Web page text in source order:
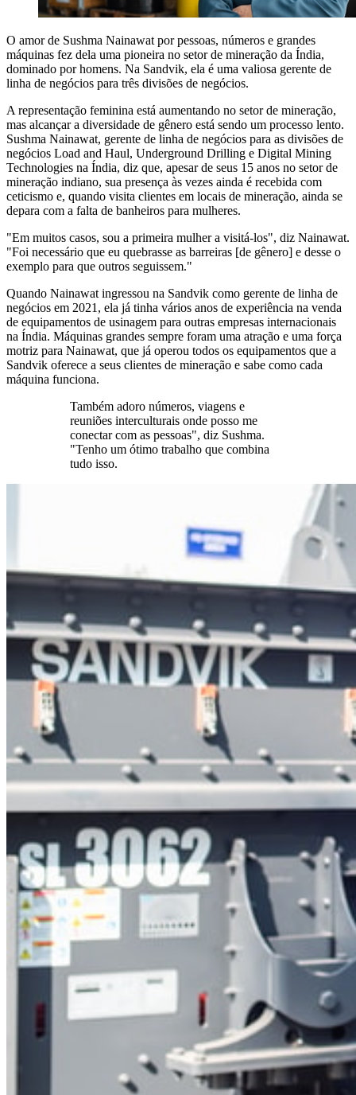
O amor de Sushma Nainawat por pessoas, números e grandes
máquinas fez dela uma pioneira no setor de mineração da Índia,
dominado por homens. Na Sandvik, ela é uma valiosa gerente de
linha de negócios para três divisões de negócios.
A representação feminina está aumentando no setor de mineração,
mas alcançar a diversidade de gênero está sendo um processo lento.
Sushma Nainawat, gerente de linha de negócios para as divisões de
negócios Load and Haul, Underground Drilling e Digital Mining
Technologies na Índia, diz que, apesar de seus 15 anos no setor de
mineração indiano, sua presença às vezes ainda é recebida com
ceticismo e, quando visita clientes em locais de mineração, ainda se
depara com a falta de banheiros para mulheres.
"Em muitos casos, sou a primeira mulher a visitá-los", diz Nainawat.
"Foi necessário que eu quebrasse as barreiras [de gênero] e desse o
exemplo para que outros seguissem."
Quando Nainawat ingressou na Sandvik como gerente de linha de
negócios em 2021, ela já tinha vários anos de experiência na venda
de equipamentos de usinagem para outras empresas internacionais
na Índia. Máquinas grandes sempre foram uma atração e uma força
motriz para Nainawat, que já operou todos os equipamentos que a
Sandvik oferece a seus clientes de mineração e sabe como cada
máquina funciona.
Também adoro números, viagens e
reuniões interculturais onde posso me
conectar com as pessoas", diz Sushma.
"Tenho um ótimo trabalho que combina
tudo isso.